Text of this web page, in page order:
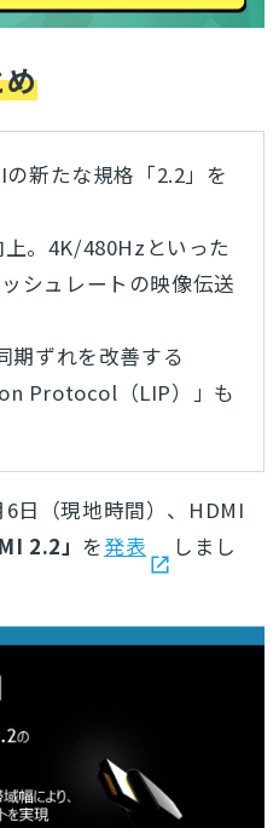
新たな規格「2.2」を
。4K/480Hzといった
シュレートの映像伝送
期ずれを改善する
Protocol（LIP）」も
6日（現地時間）、HDMI
2.2」 を発表
しまし